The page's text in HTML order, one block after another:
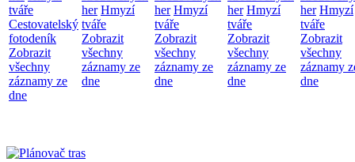
tváře
Cestovatelský
fotodeník
Zobrazit
všechny
záznamy ze
dne
her Hmyzí
tváře
Zobrazit
všechny
záznamy ze
dne
her Hmyzí
tváře
Zobrazit
všechny
záznamy ze
dne
her Hmyzí
tváře
Zobrazit
všechny
záznamy ze
dne
her Hmyzí
tváře
Zobrazit
všechny
záznamy
dne